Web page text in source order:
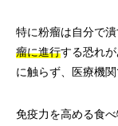
特に粉瘤は自分で潰
瘤に進行する恐れ
に触らず、医療機
免疫力を高める食べ